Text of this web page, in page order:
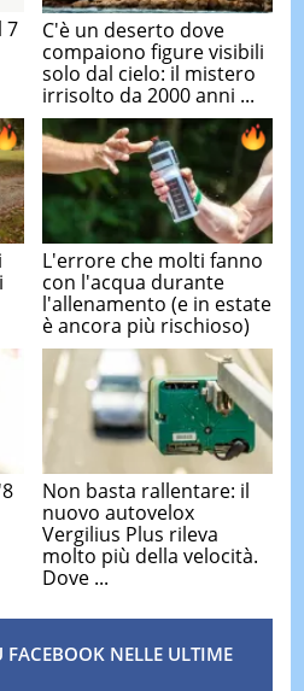
7
C'è un deserto dove
compaiono figure visibili
solo dal cielo: il mistero
irrisolto da 2000 anni ...
L'errore che molti fanno
con l'acqua durante
l'allenamento (e in estate
è ancora più rischioso)
Non basta rallentare: il
nuovo autovelox
Vergilius Plus rileva
molto più della velocità.
Dove ...
FACEBOOK NELLE ULTIME